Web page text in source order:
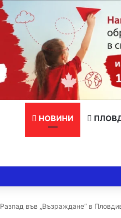
НОВИНИ
Разпад във „Възраждане“ в